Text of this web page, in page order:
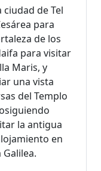
de Tel
para
de los
para visitar
Maris, y
una vista
del Templo
la antigua
en